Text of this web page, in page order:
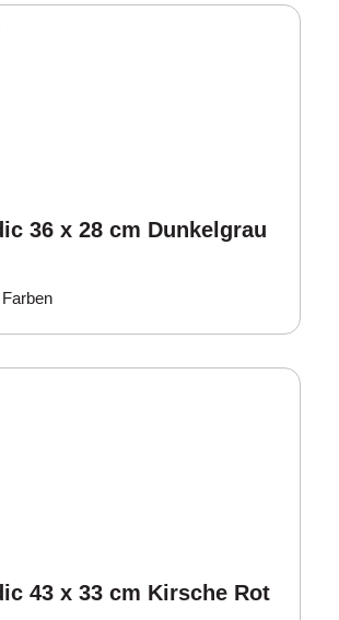
36 x 28 cm Dunkelgrau
43 x 33 cm Kirsche Rot